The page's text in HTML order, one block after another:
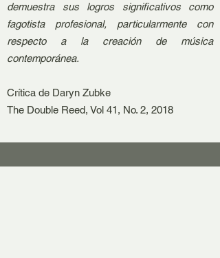
demuestra sus logros significativos como
fagotista profesional, particularmente con
respecto a la creación de música
contemporánea.
Crítica de Daryn Zubke
The Double Reed, Vol 41, No. 2, 2018